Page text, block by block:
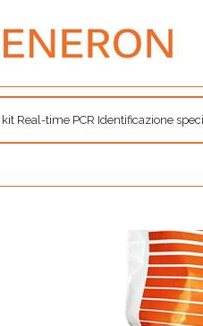
Real-time PCR Identificazione